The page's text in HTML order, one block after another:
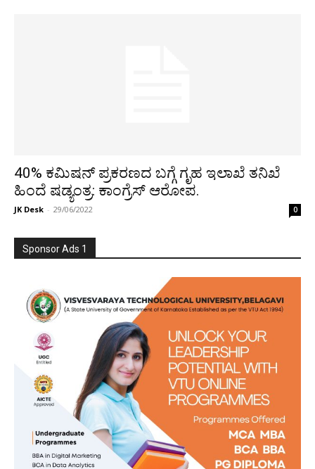
40% ಕಮಿಷನ್ ಪ್ರಕರಣದ ಬಗ್ಗೆ ಗೃಹ ಇಲಾಖೆ ತನಿಖೆ
ಹಿಂದೆ ಷಡ್ಯಂತ್ರ: ಕಾಂಗ್ರೆಸ್ ಆರೋಪ.
JK Desk - 29/06/2022 0
Sponsor Ads 1